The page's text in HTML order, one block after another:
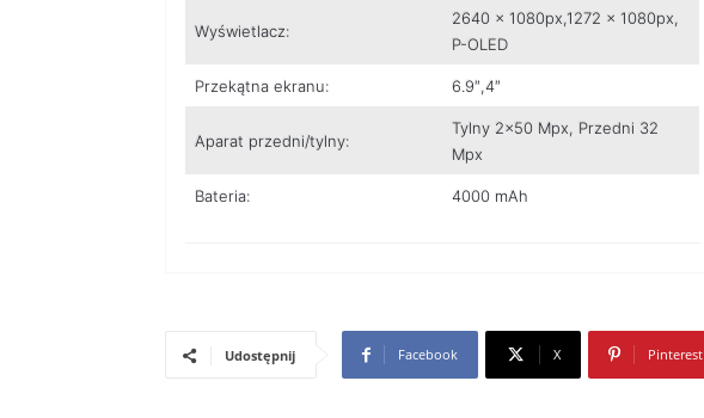
Wyświetlacz:
2640 x 1080px,1272 x 1080px,
P-OLED
Przekątna ekranu: 6.9″,4″
Aparat przedni/tylny:
Tylny 2×50 Mpx, Przedni 32
Mpx
Bateria: 4000 mAh
Udostępnij Facebook X Pinterest